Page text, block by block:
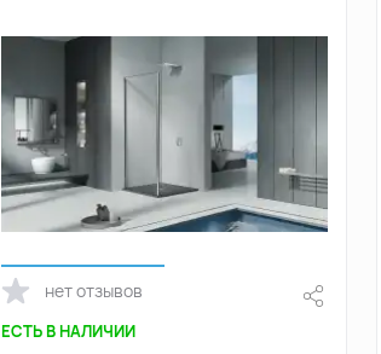
нет отзывов
ЕСТЬ В НАЛИЧИИ